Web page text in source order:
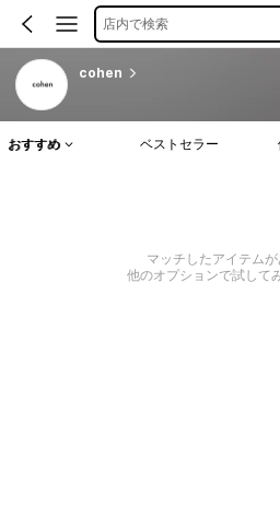
店内で検索
cohen
おすすめ ベストセラー
マッチしたアイテム
他のオプションで試して